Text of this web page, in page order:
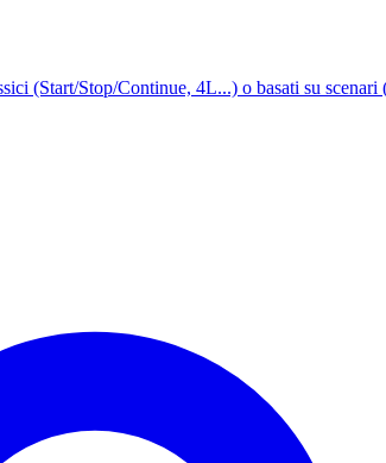
(Start/Stop/Continue, 4L...) o basati su